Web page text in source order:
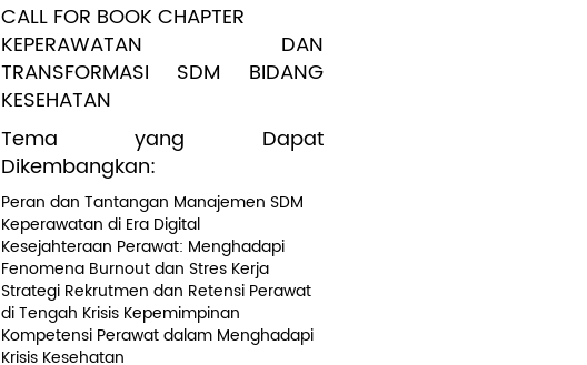
CALL FOR BOOK CHAPTER
KEPERAWATAN DAN
TRANSFORMASI SDM BIDANG
KESEHATAN
Tema yang Dapat
Dikembangkan:
Peran dan Tantangan Manajemen SDM
Keperawatan di Era Digital
Kesejahteraan Perawat: Menghadapi
Fenomena Burnout dan Stres Kerja
Strategi Rekrutmen dan Retensi Perawat
di Tengah Krisis Kepemimpinan
Kompetensi Perawat dalam Menghadapi
Krisis Kesehatan